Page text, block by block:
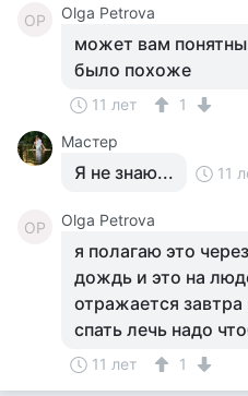
OP Olga Petrova
может вам
было похоже
11 лет
1
Мастер
Я не знаю... 11
OP Olga Petrova
я полагаю это
дождь и это на
отражается
спать лечь надо
11 лет 1